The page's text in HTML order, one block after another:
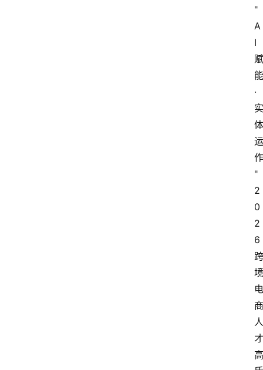
"
A
I
赋
能
·
实
体
运
作
"
2
0
2
6
跨
境
电
商
人
才
高